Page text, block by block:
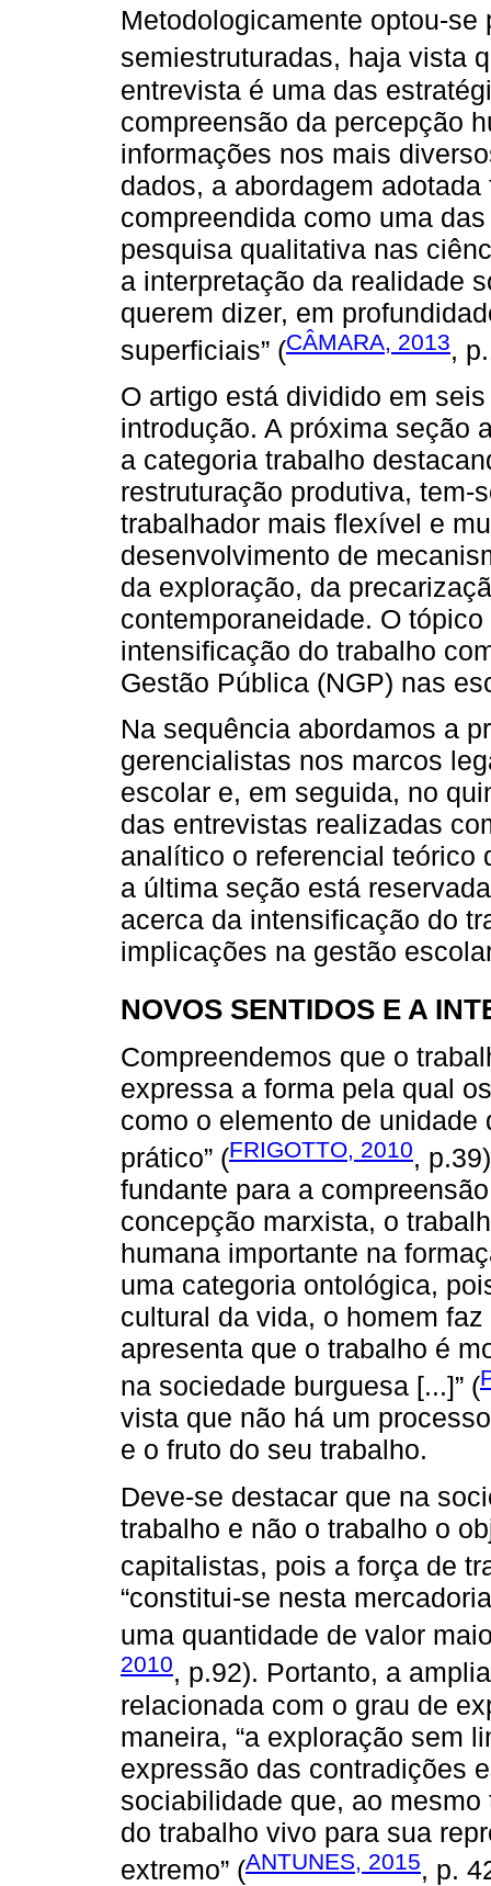
Metodologicamente optou-
semiestruturadas, haja vista
entrevista é uma das
compreensão da percepção
informações nos mais
dados, a abordagem
compreendida como uma
pesquisa qualitativa nas
a interpretação da realidade
querem dizer, em
superficiais” (CÂMARA, 2013,
O artigo está dividido em
introdução. A próxima seção
a categoria trabalho
restruturação produtiva, tem-
trabalhador mais flexível e
desenvolvimento de
da exploração, da
contemporaneidade. O
intensificação do trabalho
Gestão Pública (NGP) nas
Na sequência abordamos a
gerencialistas nos marcos
escolar e, em seguida, no
das entrevistas realizadas
analítico o referencial teórico
a última seção está
acerca da intensificação do
implicações na gestão
NOVOS SENTIDOS E A
Compreendemos que o
expressa a forma pela qual
como o elemento de
prático” (FRIGOTTO, 2010,
fundante para a
concepção marxista, o
humana importante na
uma categoria ontológica,
cultural da vida, o homem
apresenta que o trabalho é
na sociedade burguesa [...]” (
vista que não há um
e o fruto do seu trabalho.
Deve-se destacar que na
trabalho e não o trabalho o
capitalistas, pois a força de
“constitui-se nesta
uma quantidade de valor
2010, p.92). Portanto, a
relacionada com o grau de
maneira, “a exploração sem
expressão das contradições
sociabilidade que, ao
do trabalho vivo para sua
extremo” (ANTUNES, 2015, p.